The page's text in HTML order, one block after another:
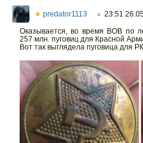
★ predator1113 ○ 23:51
Оказывается, во время ВОВ по
257 млн. пуговиц для Красной
Вот так выглядела пуговица для